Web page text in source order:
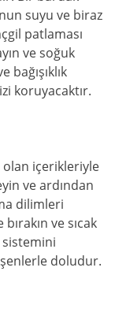
suyu ve biraz
patlaması
ve soğuk
bağışıklık
koruyacaktır.
içerikleriyle
ve ardından
dilimleri
ve sıcak
sistemini
doludur.